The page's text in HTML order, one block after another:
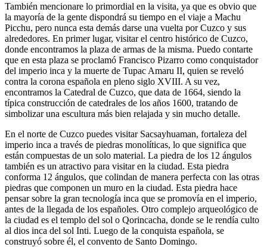
También mencionare lo primordial en la visita, ya que es obvio que
la mayoría de la gente dispondrá su tiempo en el viaje a Machu
Picchu, pero nunca esta demás darse una vuelta por Cuzco y sus
alrededores. En primer lugar, visitar el centro histórico de Cuzco,
donde encontramos la plaza de armas de la misma. Puedo contarte
que en esta plaza se proclamó Francisco Pizarro como conquistador
del imperio inca y la muerte de Tupac Amaru II, quien se reveló
contra la corona española en pleno siglo XVIII. A su vez,
encontramos la Catedral de Cuzco, que data de 1664, siendo la
típica construcción de catedrales de los años 1600, tratando de
simbolizar una escultura más bien relajada y sin mucho detalle.
En el norte de Cuzco puedes visitar Sacsayhuaman, fortaleza del
imperio inca a través de piedras monolíticas, lo que significa que
están compuestas de un solo material. La piedra de los 12 ángulos
también es un atractivo para visitar en la ciudad. Esta piedra
conforma 12 ángulos, que colindan de manera perfecta con las otras
piedras que componen un muro en la ciudad. Esta piedra hace
pensar sobre la gran tecnología inca que se promovía en el imperio,
antes de la llegada de los españoles. Otro complejo arqueológico de
la ciudad es el templo del sol o Qorincacha, donde se le rendía culto
al dios inca del sol Inti. Luego de la conquista española, se
construyó sobre él, el convento de Santo Domingo.